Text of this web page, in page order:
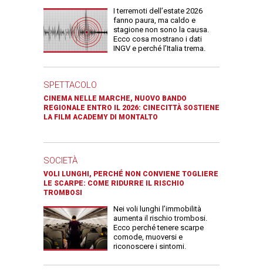
I terremoti dell’estate 2026
fanno paura, ma caldo e
stagione non sono la causa.
Ecco cosa mostrano i dati
INGV e perché l’Italia trema.
SPETTACOLO
CINEMA NELLE MARCHE, NUOVO BANDO
REGIONALE ENTRO IL 2026: CINECITTÀ SOSTIENE
LA FILM ACADEMY DI MONTALTO
SOCIETÀ
VOLI LUNGHI, PERCHÉ NON CONVIENE TOGLIERE
LE SCARPE: COME RIDURRE IL RISCHIO
TROMBOSI
Nei voli lunghi l’immobilità
aumenta il rischio trombosi.
Ecco perché tenere scarpe
comode, muoversi e
riconoscere i sintomi.